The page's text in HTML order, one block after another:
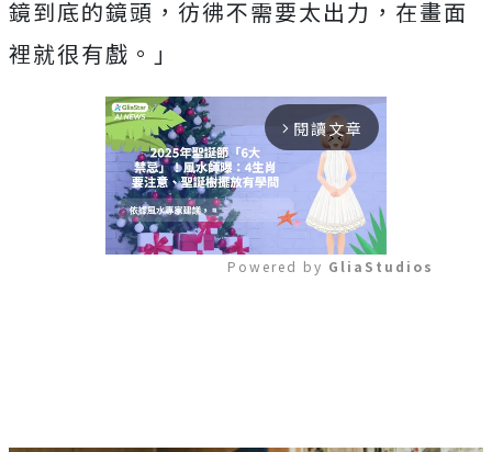
鏡到底的鏡頭，彷彿不需要太出力， 在畫面
裡就很有戲。」
arrow_forward_ios 閱讀文章
Powered by GliaStudios